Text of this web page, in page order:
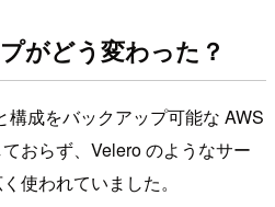
がどう変わった？
構成をバックアップ可能な AWS
おらず、Velero のようなサー
使われていました。